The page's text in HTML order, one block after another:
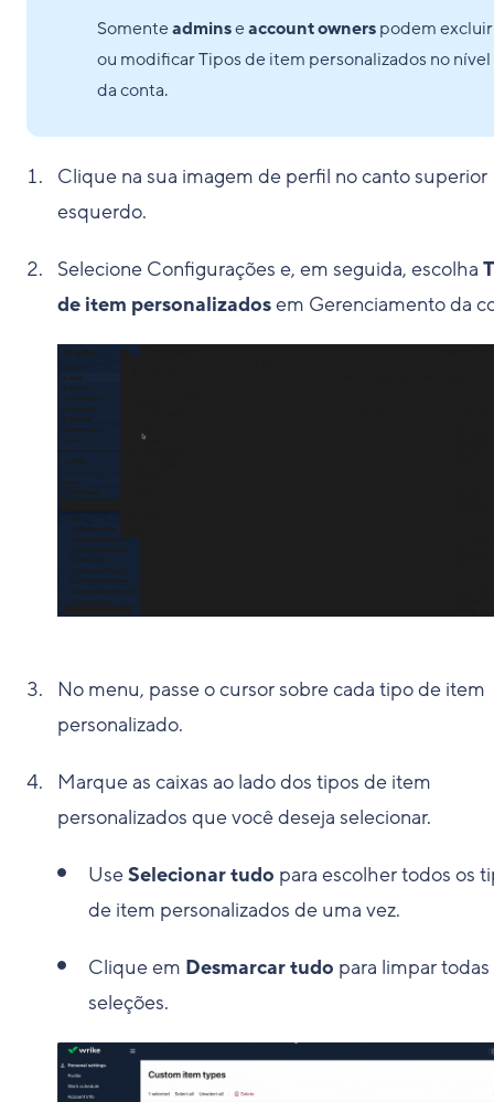
Somenteadminseaccount ownerspodem excluir
ou modificar Tipos de item personalizados no nível
da conta.
Clique na sua imagem de perfil no canto superior
esquerdo.
Selecione Configurações e, em seguida, escolha
de item personalizadosem Gerenciamento da
No menu, passe o cursor sobre cada tipo de item
personalizado.
Marque as caixas ao lado dos tipos de item
personalizados que você deseja selecionar.
UseSelecionar tudo para escolher todos os
de item personalizados de uma vez.
Clique em Desmarcar tudo para limpar todas
seleções.